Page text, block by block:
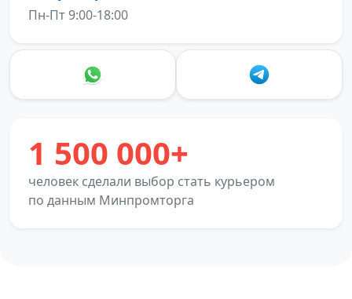
Пн-Пт 9:00-18:00
1 500 000+
человек сделали выбор стать курьером
по данным Минпромторга